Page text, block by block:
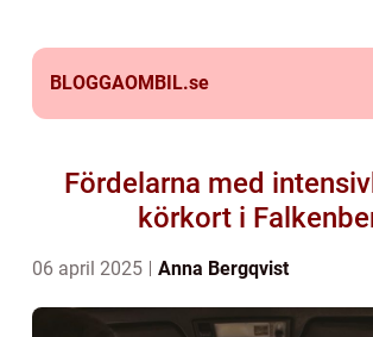
BLOGGAOMBIL.se
Fördelarna med
körkort i
06 april 2025 Anna Bergqvist